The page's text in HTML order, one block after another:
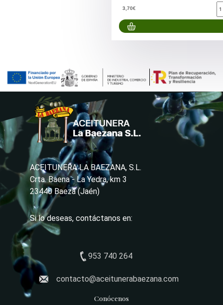
3,70€
ACEITUNERA LA BAEZANA, S.L.
Crta. Baena - La Yedra, km 3
23440 Baeza (Jaén)
Si lo deseas, contáctanos en:
953 740 264
contacto@aceitunerabaezana.com
Conócenos